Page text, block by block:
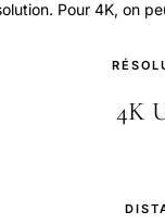
Pour 4K, on